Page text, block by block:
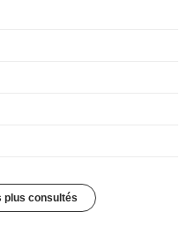
plus consultés